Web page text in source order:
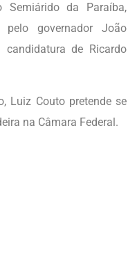
Semiárido da Paraíba,
governador João
de Ricardo
Luiz Couto pretende se
na Câmara Federal.